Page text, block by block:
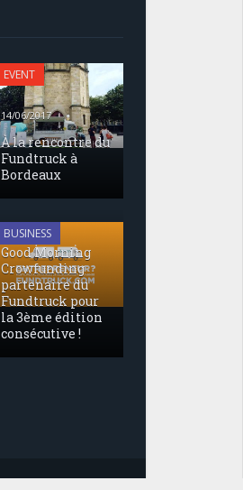
EVENT
14/06/2017
À la rencontre du
Fundtruck à
Bordeaux
BUSINESS
17/05/2017
Good Morning
Crowfunding
partenaire du
Fundtruck pour
la 3ème édition
consécutive !